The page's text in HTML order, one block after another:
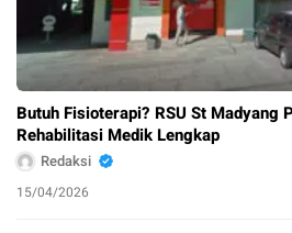
Butuh Fisioterapi? RSU St Madyang
Rehabilitasi Medik Lengkap
Redaksi
15/04/2026